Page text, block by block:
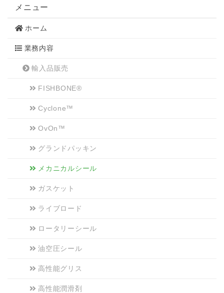
メニュー
ホーム
業務内容
輸入品販売
FISHBONE®
Cyclone™
OvOn™
グランドパッキン
メカニカルシール
ガスケット
ライブロード
ロータリーシール
油空圧シール
高性能グリス
高性能潤滑剤